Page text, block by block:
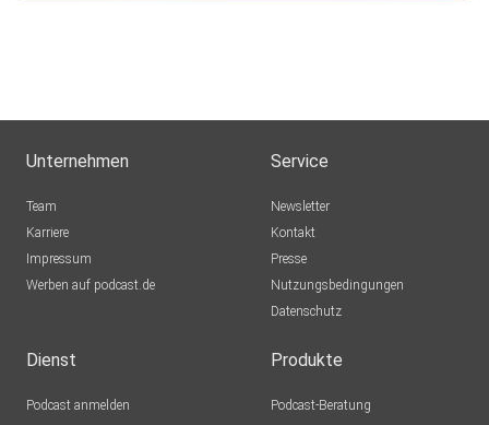
Unternehmen
Team
Karriere
Impressum
Werben auf podcast.de
Service
Newsletter
Kontakt
Presse
Nutzungsbedingungen
Datenschutz
Dienst
Podcast anmelden
Produkte
Podcast-Beratung